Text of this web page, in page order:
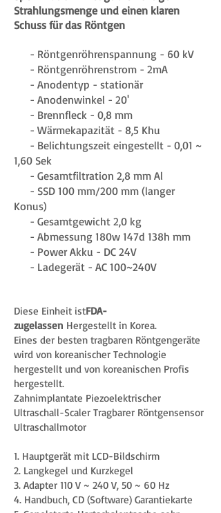
Strahlungsmenge und einen klaren
Schuss für das Röntgen
- Röntgenröhrenspannung - 60 kV
- Röntgenröhrenstrom - 2mA
- Anodentyp - stationär
- Anodenwinkel - 20'
- Brennfleck - 0,8 mm
- Wärmekapazität - 8,5 Khu
- Belichtungszeit eingestellt - 0,01 ~
1,60 Sek
- Gesamtfiltration 2,8 mm Al
- SSD 100 mm/200 mm (langer
Konus)
- Gesamtgewicht 2,0 kg
- Abmessung 180w 147d 138h mm
- Power Akku - DC 24V
- Ladegerät - AC 100~240V
Diese Einheit istFDA-
zugelassen Hergestellt in Korea.
Eines der besten tragbaren Röntgengeräte
wird von koreanischer Technologie
hergestellt und von koreanischen Profis
hergestellt.
Zahnimplantate Piezoelektrischer
Ultraschall-Scaler Tragbarer Röntgensensor
Ultraschallmotor
1. Hauptgerät mit LCD-Bildschirm
2. Langkegel und Kurzkegel
3. Adapter 110 V ~ 240 V, 50 ~ 60 Hz
4. Handbuch, CD (Software) Garantiekarte